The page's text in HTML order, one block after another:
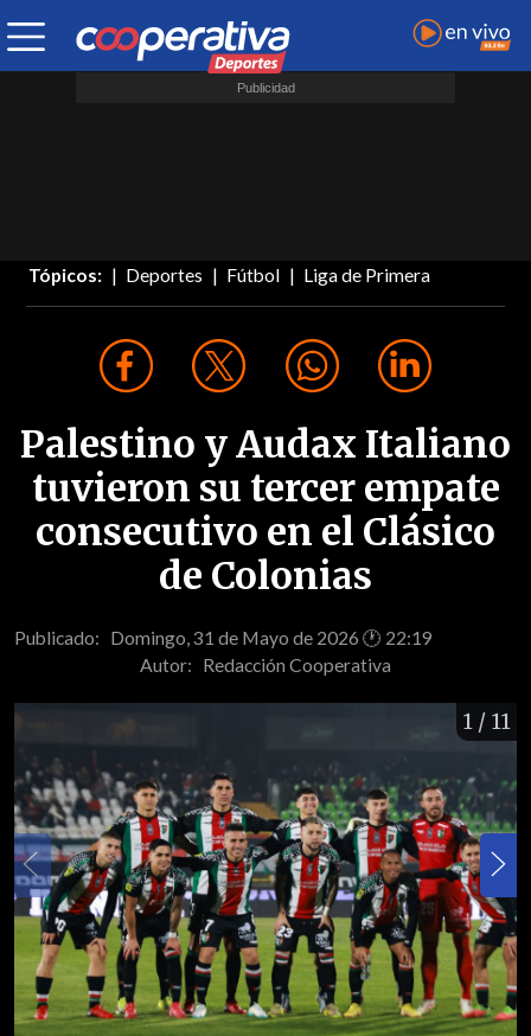
Tópicos: Deportes Fútbol Liga de Primera
Palestino y Audax Italiano
tuvieron su tercer empate
consecutivo en el Clásico
de Colonias
Publicado: Domingo, 31 de Mayo de 2026 🕐 22:19
Autor: Redacción Cooperativa
1 / 11